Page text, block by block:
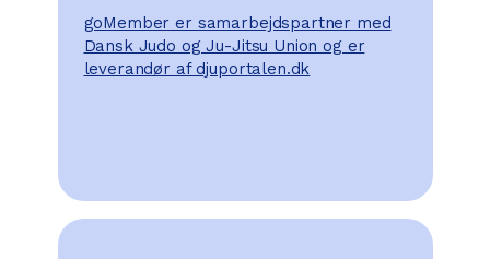
goMember er samarbejdspartner med
Dansk Judo og Ju-Jitsu Union og er
leverandør af djuportalen.dk